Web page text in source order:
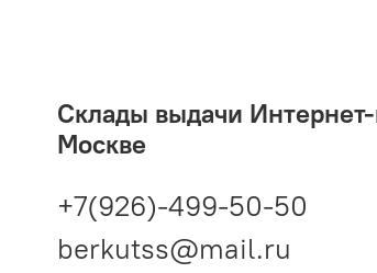
Склады выдачи
Москве
+7(926)-499-50-50
berkutss@mail.ru